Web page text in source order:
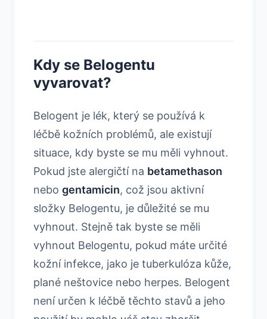
Kdy se Belogentu
vyvarovat?
Belogent je lék, který se používá k
léčbě kožních problémů, ale existují
situace, kdy byste se mu měli vyhnout.
Pokud jste alergičtí na betamethason
nebo gentamicin, což jsou aktivní
složky Belogentu, je důležité se mu
vyhnout. Stejně tak byste se měli
vyhnout Belogentu, pokud máte určité
kožní infekce, jako je tuberkulóza kůže,
plané neštovice nebo herpes. Belogent
není určen k léčbě těchto stavů a jeho